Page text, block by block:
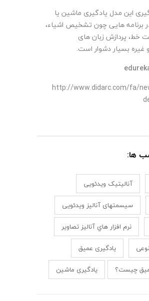
این مدل یادگیری ماشین یا
برنامه هایی چون تشخیص اشیاء،
پردازش زبان های
و غیره بسیار دشوار است.
http://www.didarc.com/fa/
ها:
آنالیتیک ویدئویی
سیسمتهای آنالیز ویدئویی
نرم افزار هاي آناليز تصاوير
یادگیری عمیق
چیست؟
یادگیری ماشین